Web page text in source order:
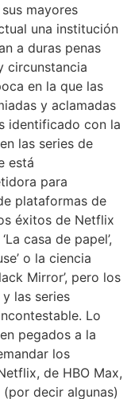
mayores
una institución
a duras penas
circunstancia
en la que las
y aclamadas
identificado con la
las series de
está
para
plataformas de
éxitos de Netflix
casa de papel’,
o la ciencia
Mirror’, pero los
las series
Lo
pegados a la
los
de HBO Max,
decir algunas)